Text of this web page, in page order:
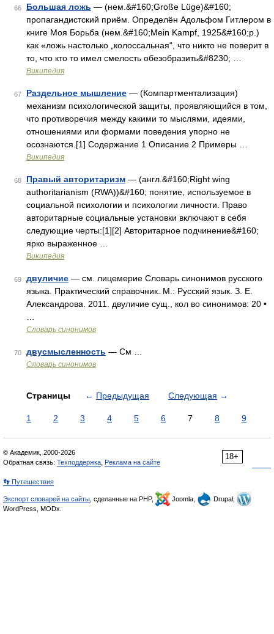
66 Большая ложь — (нем.&#160;Große Lüge)&#160;
пропагандистский приём. Определён Адольфом Гитлером в
книге Моя Борьба (нем.&#160;Mein Kampf, 1925&#160;р.)
как «ложь настолько „колоссальная“, что никто не поверит в
то, что кто то имел смелость обезобразить&#8230; …
Википедия
67 Раздельное мышление — (Компартментализация)
механизм психологической защиты, проявляющийся в том,
что противоречия между какими то мыслями, идеями,
отношениями или формами поведения упорно не
осознаются.[1] Содержание 1 Описание 2 Примеры …
Википедия
68 Правый авторитаризм — (англ.&#160;Right wing
authoritarianism (RWA))&#160; понятие, используемое в
социальной психологии и психологии личности. Право
авторитарные социальные установки включают в себя
следующие черты:[1][2] Авторитарное подчинение&#160;
ярко выраженное …
Википедия
69 двуличие — см. лицемерие Словарь синонимов русского
языка. Практический справочник. М.: Русский язык. З. Е.
Александрова. 2011. двуличие сущ., кол во синонимов: 20 •
Словарь синонимов
70 двусмысленность — См …
Словарь синонимов
Страницы ← Предыдущая Следующая →
1 2 3 4 5 6 7 8 9
18+
© Академик, 2000-2026
Обратная связь: Техподдержка Реклама на сайте
👣 Путешествия
Экспорт словарей на сайты , сделанные на PHP, Joomla,
Drupal,
WordPress, MODx.